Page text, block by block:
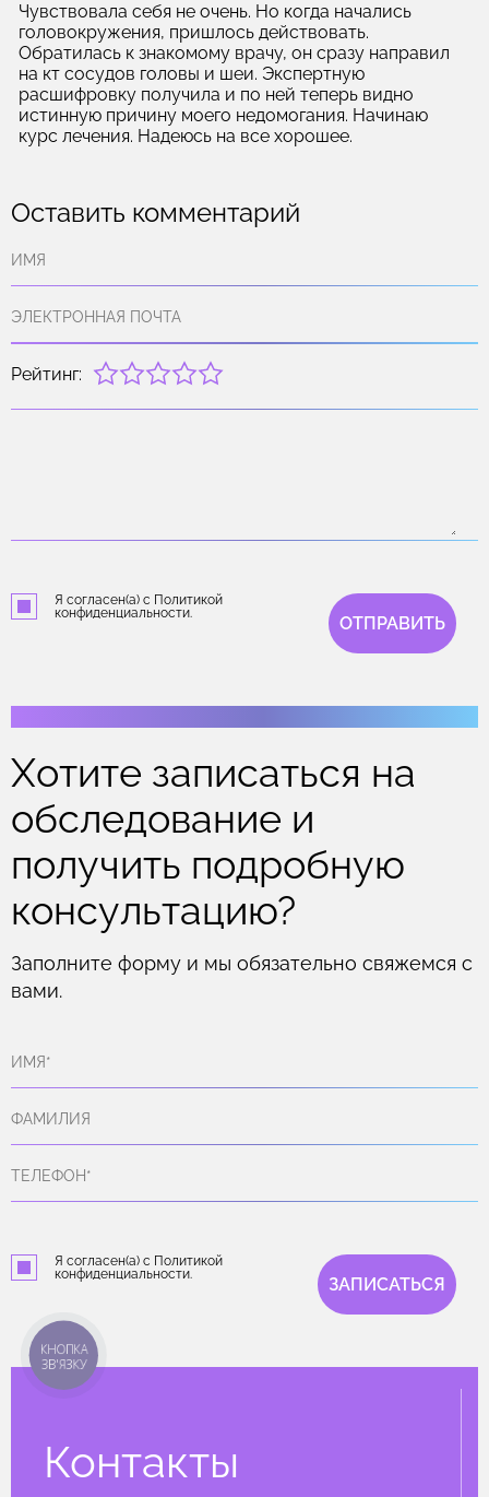
Чувствовала себя не очень. Но когда начались
головокружения, пришлось действовать.
Обратилась к знакомому врачу, он сразу направил
на кт сосудов головы и шеи. Экспертную
расшифровку получила и по ней теперь видно
истинную причину моего недомогания. Начинаю
курс лечения. Надеюсь на все хорошее.
Оставить комментарий
Рейтинг:
Я согласен(а) с Политикой
конфиденциальности.
ОТПРАВИТЬ
Хотите записаться на
обследование и
получить подробную
консультацию?
Заполните форму и мы обязательно свяжемся с
вами.
Я согласен(а) с Политикой
конфиденциальности.
ЗАПИСАТЬСЯ
Контакты
КНОПКА
ЗВ'ЯЗКУ